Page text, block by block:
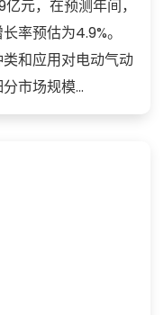
元，在预测年间，
率预估为4.9%。
和应用对电动气动
市场规模...